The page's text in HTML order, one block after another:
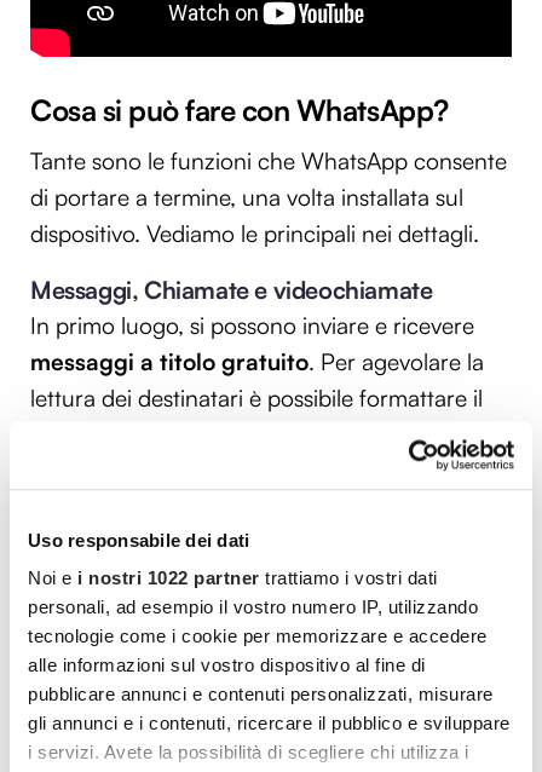
Uso responsabile dei dati
Noi e i nostri 1022 partner trattiamo i vostri dati
personali, ad esempio il vostro numero IP, utilizzando
tecnologie come i cookie per memorizzare e accedere
alle informazioni sul vostro dispositivo al fine di
pubblicare annunci e contenuti personalizzati, misurare
gli annunci e i contenuti, ricercare il pubblico e sviluppare
i servizi. Avete la possibilità di scegliere chi utilizza i
Cosa si può fare con WhatsApp?
Tante sono le funzioni che WhatsApp consente
di portare a termine, una volta installata sul
dispositivo. Vediamo le principali nei dettagli.
Messaggi, Chiamate e videochiamate
In primo luogo, si possono inviare e ricevere
messaggi a titolo gratuito. Per agevolare la
lettura dei destinatari è possibile formattare il
testo: inserendo due asterischi prima e dopo la
grassetto.
parola) permettono di scrivere in
Infine, con le due tildi (es. (~parola~), si potrà
scrivere in barrato.
Degna di nota è anche laconservazione dei
messaggi più importanti. Nel corso di una
chat, si può decidere di salvare un messaggio,